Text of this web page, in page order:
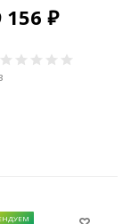
156 ₽